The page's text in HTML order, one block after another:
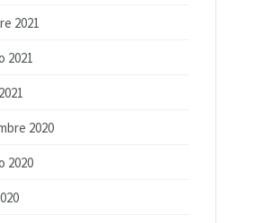
2021
2021
2020
2020